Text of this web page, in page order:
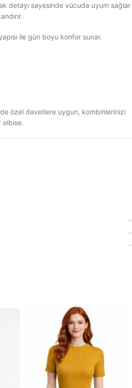
detayı sayesinde vücuda uyum sağlar
ile gün boyu konfor sunar.
özel davetlere uygun, kombinlerinizi
elbise.